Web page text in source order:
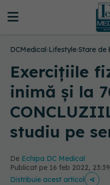
DCMedical›Lifestyle›Stare de
Exercițiile
inimă și la
studiu pe
De Echipa DC Medical
Publicat pe 16 feb 2022, 23:39
Distribuie acest articol